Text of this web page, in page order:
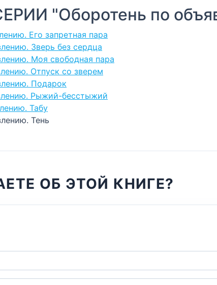
"Оборотень по
Его запретная пара
Зверь без сердца
Моя свободная пара
Отпуск со зверем
Подарок
Рыжий-бесстыжий
Табу
Тень
ОБ ЭТОЙ КНИГЕ?